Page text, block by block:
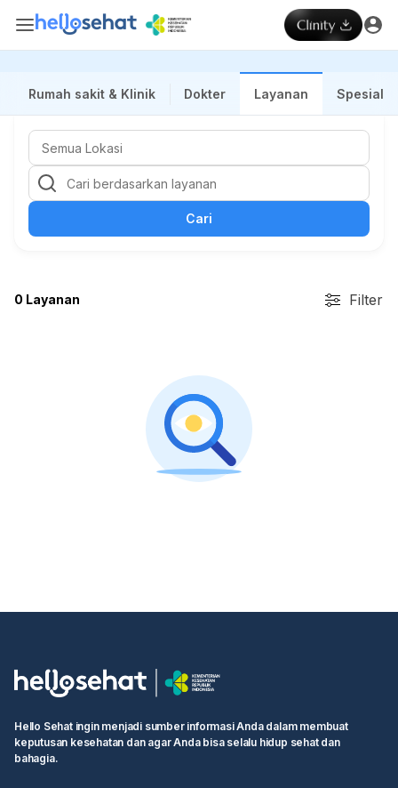
Rumah sakit & Klinik Dokter Layanan
Cari
0 Layanan Filter
Hello Sehat ingin menjadi sumber informasi Anda dalam membuat
keputusan kesehatan dan agar Anda bisa selalu hidup sehat dan
bahagia.